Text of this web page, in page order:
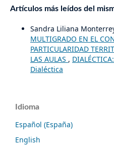
Artículos más leídos del
Sandra Liliana
MULTIGRADO EN EL
PARTICULARIDAD
LAS AULAS ,
Dialéctica
Idioma
Español (España)
English